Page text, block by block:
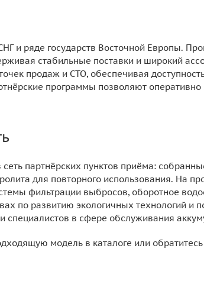
и ряде государств Восточной Европы.
стабильные поставки и широкий
продаж и СТО, обеспечивая
программы позволяют оперативно
партнёрских пунктов приёма:
для повторного использования. На
фильтрации выбросов, оборотное
по развитию экологичных технологий и
в сфере обслуживания
модель в каталоге или